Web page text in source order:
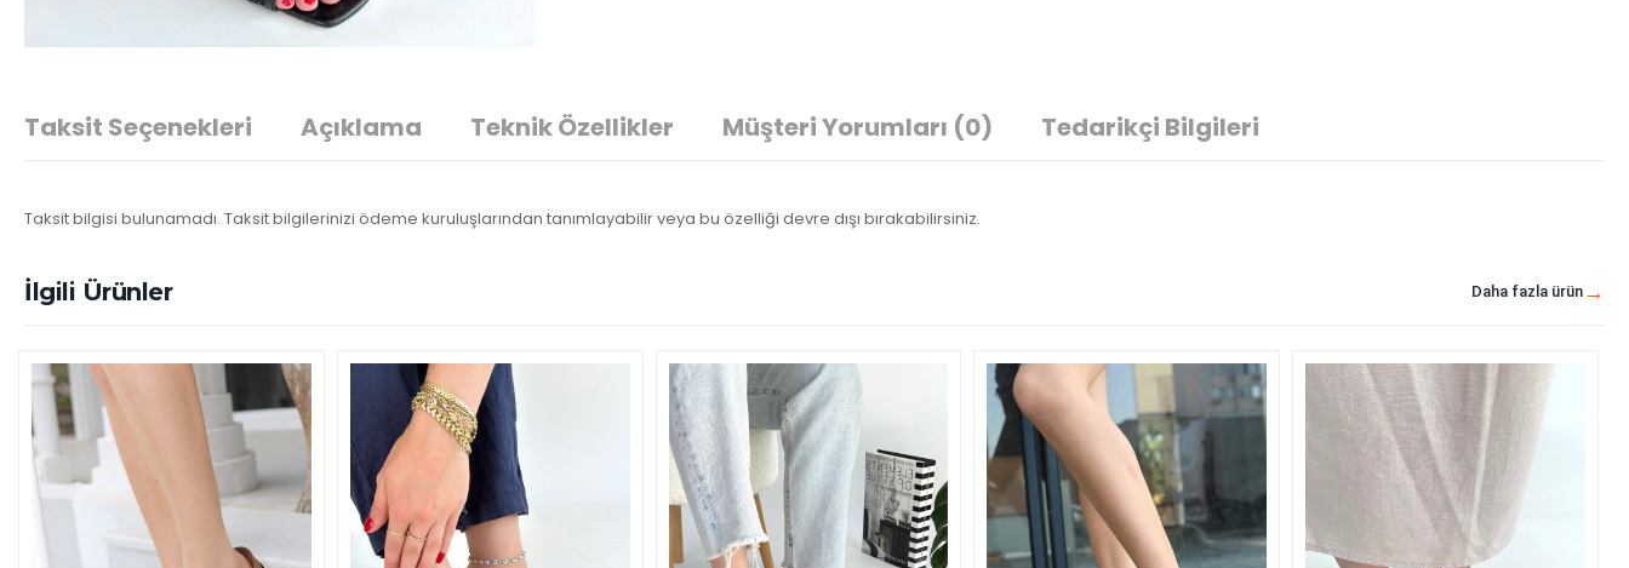
Taksit Seçenekleri Açıklama Teknik Özellikler Müşteri Yorumları (0) Tedarikçi Bilgileri
Taksit bilgisi bulunamadı. Taksit bilgilerinizi ödeme kuruluşlarından tanımlayabilir veya bu özelliği devre dışı bırakabilirsiniz.
İlgili Ürünler Daha fazla ürün